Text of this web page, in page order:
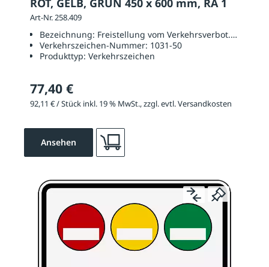
Art-Nr. 258.409
Bezeichnung: Freistellung vom Verkehrsverbot. Rote,
Verkehrszeichen-Nummer: 1031-50
Produkttyp: Verkehrszeichen
77,40 €
92,11 € / Stück inkl. 19 % MwSt., zzgl. evtl. Versandkosten
Ansehen